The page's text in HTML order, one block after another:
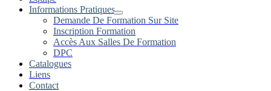
Informations Pratiques
Demande De Formation Sur Site
Inscription Formation
Accès Aux Salles De Formation
DPC
Catalogues
Liens
Contact